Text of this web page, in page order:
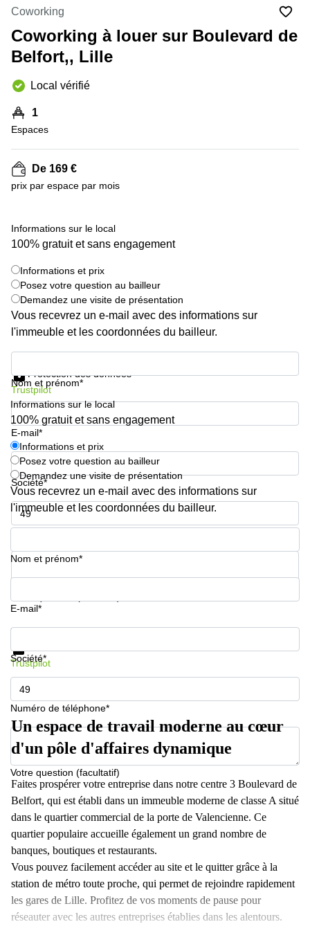
Strasbourg
d'affaires
Toulouse
Toulouse
Coworking
Centres
Lyon
Centre
Montpellier
Coworking
Coworking à louer sur Boulevard de
Belfort,, Lille
Local vérifié
1
Espaces
De 169 €
prix par espace par mois
Informations sur le local
100% gratuit et sans engagement
Informations et prix
Posez votre question au bailleur
Demandez une visite de présentation
Vous recevrez un e-mail avec des informations sur
l'immeuble et les coordonnées du bailleur.
Nom et prénom*
E-mail*
Société*
Numéro de téléphone*
Protection des données
Trustpilot
Informations sur le local
100% gratuit et sans engagement
Informations et prix
Posez votre question au bailleur
Demandez une visite de présentation
Vous recevrez un e-mail avec des informations sur
l'immeuble et les coordonnées du bailleur.
Nom et prénom*
E-mail*
Société*
Numéro de téléphone*
Votre question (facultatif)
Informations et prix
Trustpilot
Un espace de travail moderne au cœur
d'un pôle d'affaires dynamique
Faites prospérer votre entreprise dans notre centre 3 Boulevard de
Belfort, qui est établi dans un immeuble moderne de classe A situé
dans le quartier commercial de la porte de Valencienne. Ce
quartier populaire accueille également un grand nombre de
banques, boutiques et restaurants.
Vous pouvez facilement accéder au site et le quitter grâce à la
station de métro toute proche, qui permet de rejoindre rapidement
les gares de Lille. Profitez de vos moments de pause pour
réseauter avec les autres entreprises établies dans les alentours.